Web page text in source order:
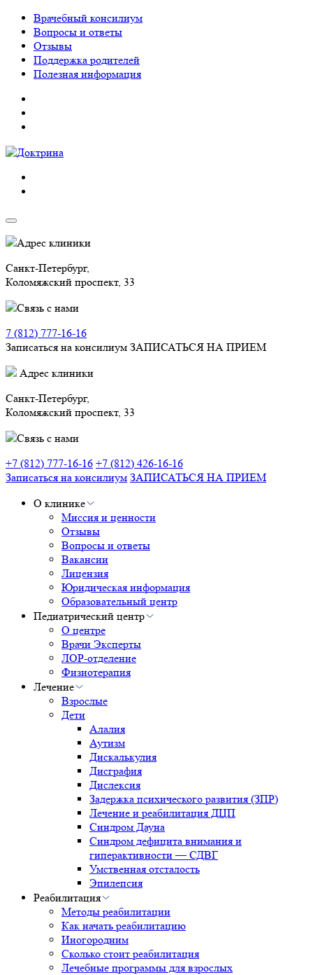
Врачебный консилиум
Вопросы и ответы
Отзывы
Поддержка родителей
Полезная информация
Адрес клиники
Санкт-Петербург,
Коломяжский проспект, 33
Связь с нами
7 (812) 777-16-16
Записаться на консилиум ЗАПИСАТЬСЯ НА ПРИЕМ
Адрес клиники
Санкт-Петербург,
Коломяжский проспект, 33
Связь с нами
+7 (812) 777-16-16 +7 (812) 426-16-16
Записаться на консилиум ЗАПИСАТЬСЯ НА ПРИЕМ
О клинике
Миссия и ценности
Отзывы
Вопросы и ответы
Вакансии
Лицензия
Юридическая информация
Образовательный центр
Педиатрический центр
О центре
Врачи Эксперты
ЛОР-отделение
Физиотерапия
Лечение
Взрослые
Дети
Алалия
Аутизм
Дискалькулия
Дисграфия
Дислексия
Задержка психического развития (ЗПР)
Лечение и реабилитация ДЦП
Синдром Дауна
Синдром дефицита внимания и
гиперактивности — СДВГ
Умственная отсталость
Эпилепсия
Реабилитация
Методы реабилитации
Как начать реабилитацию
Иногородним
Сколько стоит реабилитация
Лечебные программы для взрослых